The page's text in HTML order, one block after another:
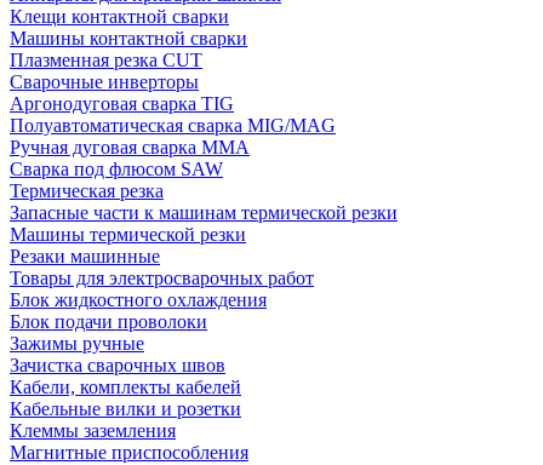
Клещи контактной сварки
Машины контактной сварки
Плазменная резка CUT
Сварочные инверторы
Аргонодуговая сварка TIG
Полуавтоматическая сварка MIG/MAG
Ручная дуговая сварка MMA
Сварка под флюсом SAW
Термическая резка
Запасные части к машинам термической резки
Машины термической резки
Резаки машинные
Товары для электросварочных работ
Блок жидкостного охлаждения
Блок подачи проволоки
Зажимы ручные
Зачистка сварочных швов
Кабели, комплекты кабелей
Кабельные вилки и розетки
Клеммы заземления
Магнитные приспособления